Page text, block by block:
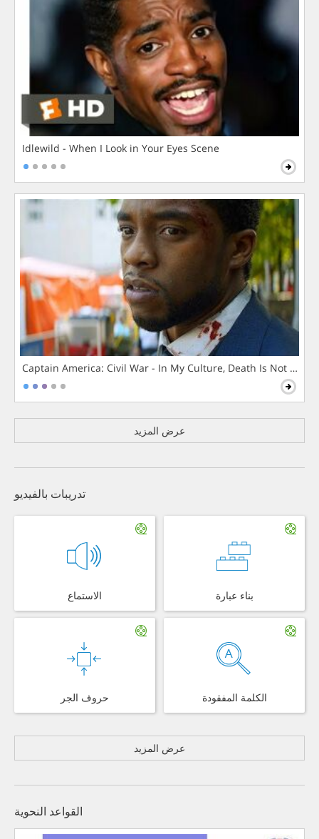
Idlewild - When I Look in Your Eyes Scene
Captain America: Civil War - In My Culture, Death Is Not The
عرض المزيد
تدريبات بالفيديو
الاستماع بناء عبارة
حروف الجر الكلمة المفقودة
عرض المزيد
القواعد النحوية